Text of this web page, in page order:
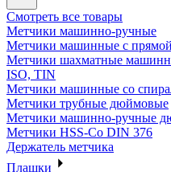
Смотреть все товары
Метчики машинно-ручные
Метчики машинные с
Метчики шахматные
ISO, TIN
Метчики машинные со
Метчики трубные дюймовые
Метчики машинно-ручные
Метчики HSS-Co DIN 376
Держатель метчика
Плашки